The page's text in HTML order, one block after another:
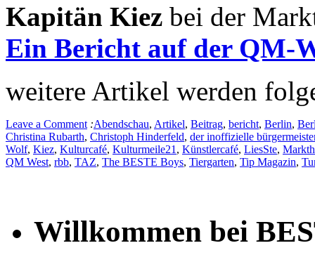
Kapitän Kiez bei der
Ein Bericht auf der QM-
weitere Artikel werden
Leave a Comment :Abendschau, Artikel, Beitrag, bericht, Berlin,
Christina Rubarth, Christoph Hinderfeld, der inoffizielle
Wolf, Kiez, Kulturcafé, Kulturmeile21 , Künstlercafé, LiesSte,
QM West, rbb, TAZ, The BESTE Boys, Tiergarten, Tip Magazin,
Willkommen bei